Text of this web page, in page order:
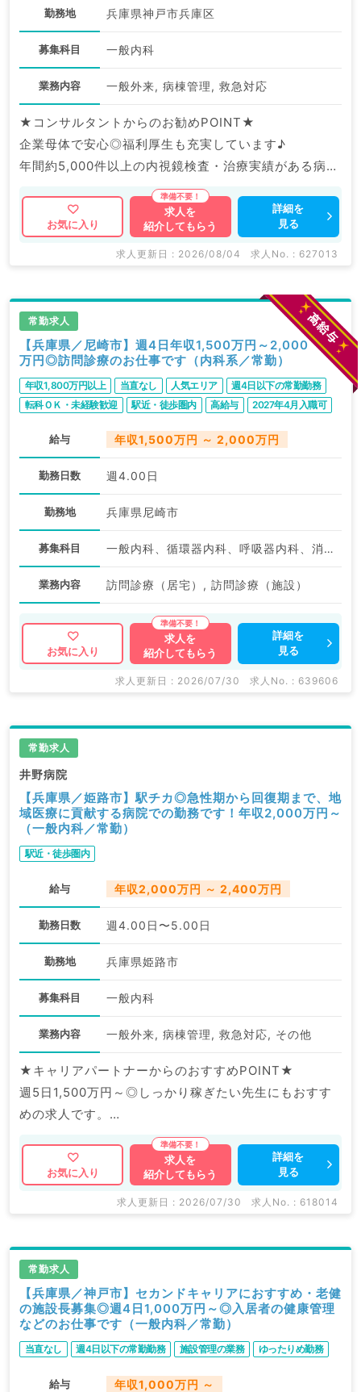
勤務地 兵庫県神戸市兵庫区
募集科目 一般内科
業務内容 一般外来, 病棟管理, 救急対応
★コンサルタントからのお勧めPOINT★
企業母体で安心◎福利厚生も充実しています♪
年間約5,000件以上の内視鏡検査・治療実績がある病院
マイナビDOCTORでは病院やクリニックなどの医療機
関求人はもちろんのこと、
ます。
求人内容の詳細等はお気軽にお問合せ下さい。
お気に入り
求人を
紹介してもらう
詳細を
見る
求人更新日 : 2026/08/04 求人No. : 627013
常勤求人
【兵庫県／尼崎市】週4日年収1,500万円～2,000
万円◎訪問診療のお仕事です（内科系／常勤）
年収1,800万円以上 当直なし 人気エリア
週4日以下の常勤勤務
転科ＯＫ・未経験歓迎
駅近・徒歩圏内 高給与 2027年4月入職可
給与 年収1,500万円 ～ 2,000万円
勤務日数 週4.00日
勤務地 兵庫県尼崎市
募集科目 一般内科、循環器内科、呼吸器内科、消化器内科、内分泌・代謝内科、腎臓内科
業務内容 訪問診療（居宅）, 訪問診療（施設）
お気に入り
求人を
紹介してもらう
詳細を
見る
求人更新日 : 2026/07/30 求人No. : 639606
常勤求人
井野病院
【兵庫県／姫路市】駅チカ◎急性期から回復期まで、地
域医療に貢献する病院での勤務です！年収2,000万円～
（一般内科／常勤）
駅近・徒歩圏内
給与 年収2,000万円 ～ 2,400万円
勤務日数 週4.00日〜5.00日
勤務地 兵庫県姫路市
募集科目 一般内科
業務内容 一般外来, 病棟管理, 救急対応, その他
★キャリアパートナーからのおすすめPOINT★
週5日1,500万円～◎しっかり稼ぎたい先生にもおすす
めの求人です。
最寄り駅より徒歩すぐ◎通勤も大変便利です♪
マイナビDOCTORでは病院やクリニックなどの医療機
関求人はもちろんのこと、
ます。
求人内容の詳細等はお気軽にお問合せ下さい。
お気に入り
求人を
紹介してもらう
詳細を
見る
求人更新日 : 2026/07/30 求人No. : 618014
常勤求人
【兵庫県／神戸市】セカンドキャリアにおすすめ・老健
の施設長募集◎週4日1,000万円～◎入居者の健康管理
などのお仕事です（一般内科／常勤）
当直なし 週4日以下の常勤勤務 施設管理の業務 ゆったりめ勤務
給与 年収1,000万円 ～